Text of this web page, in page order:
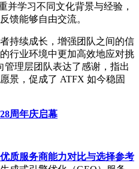
并学习不同文化背景与经验，
馈能够自由交流。
持续成长，增强团队之间的信
行业环境中更加高效地应对挑
管理层团队表达了感谢，指出
景，促成了 ATFX 如今稳固
周年庆启幕
质服务商能力对比与选择参考